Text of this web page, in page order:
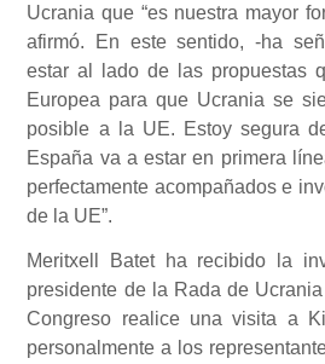
Ucrania que “es nuestra mayor
afirmó. En este sentido, -ha
estar al lado de las propuestas
Europea para que Ucrania se
posible a la UE. Estoy segura
España va a estar en primera
perfectamente acompañados e
de la UE”.
Meritxell Batet ha recibido la
presidente de la Rada de
Congreso realice una visita a
personalmente a los